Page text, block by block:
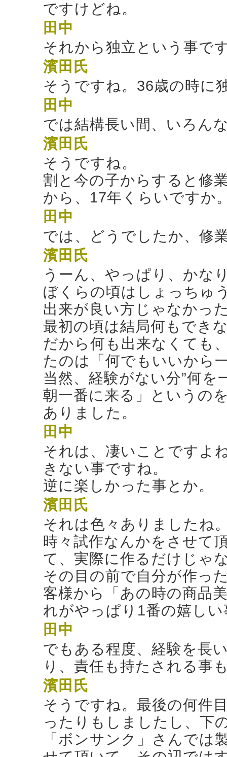
ですけどね。
田中
それから独立という事で
濱田氏
そうですね。36歳の時に
田中
では結構長い間、いろん
濱田氏
そうですね。
割と今の子からすると修
から、17年くらいですか
田中
では、どうでしたか、修
濱田氏
うーん、やっぱり、かな
ぼくらの頃はしょっちゅ
出来が良い方じゃなかっ
最初の頃は結局何もでき
だから何も出来なくても
たのは「何でもいいから
当然、経験がない分”何
朝一番に来る」というの
ありました。
田中
それは、凄いことですよ
きない事ですね。
逆に楽しかった事とか。
濱田氏
それは色々ありましたね
時々試作なんかをさせて
て、実際に作るだけじゃ
その目の前で自分が作っ
客様から「あの時の商品
れがやっぱり1番の嬉し
田中
でもある程度、経験を長
り、責任も持たされる事
濱田氏
そうですね。最後の何件
ったりもしましたし、下
「ボンサンク」さんでは